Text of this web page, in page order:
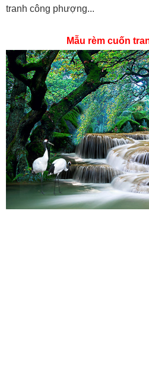
tranh công phượng...
Mẫu rèm cuốn